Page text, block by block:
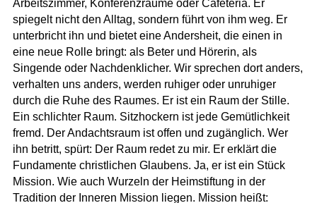
Arbeitszimmer, Konferenzräume oder Cafeteria. Er
spiegelt nicht den Alltag, sondern führt von ihm weg. Er
unterbricht ihn und bietet eine Andersheit, die einen in
eine neue Rolle bringt: als Beter und Hörerin, als
Singende oder Nachdenklicher. Wir sprechen dort anders,
verhalten uns anders, werden ruhiger oder unruhiger
durch die Ruhe des Raumes. Er ist ein Raum der Stille.
Ein schlichter Raum. Sitzhockern ist jede Gemütlichkeit
fremd. Der Andachtsraum ist offen und zugänglich. Wer
ihn betritt, spürt: Der Raum redet zu mir. Er erklärt die
Fundamente christlichen Glaubens. Ja, er ist ein Stück
Mission. Wie auch Wurzeln der Heimstiftung in der
Tradition der Inneren Mission liegen. Mission heißt: